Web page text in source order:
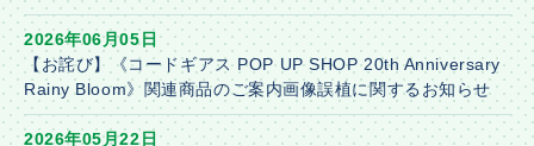
2026年06月05日
【お詫び】《コードギアス POP UP SHOP 20th Anniversary
Rainy Bloom》関連商品のご案内画像誤植に関するお知らせ
2026年05月22日